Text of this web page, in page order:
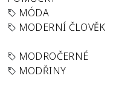
MÓDA
MODERNÍ ČLOVĚK
MODROČERNÉ
MODŘINY